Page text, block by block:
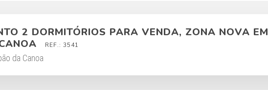
2 DORMITÓRIOS PARA VENDA, ZONA NOVA EM
REF.: 3541
da Canoa